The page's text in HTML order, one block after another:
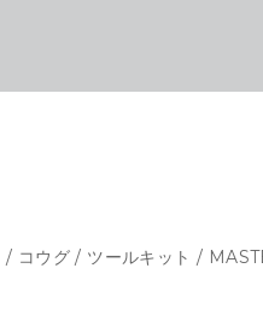
/ コウグ / ツールキット /